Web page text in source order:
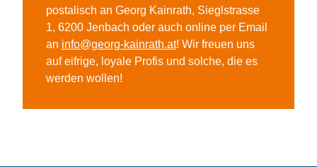
postalisch an Georg Kainrath, Sieglstrasse
1, 6200 Jenbach oder auch online per Email
an info@georg-kainrath.at! Wir freuen uns
auf eifrige, loyale Profis und solche, die es
werden wollen!